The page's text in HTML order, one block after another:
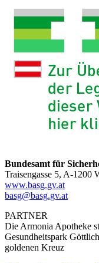
Bundesamt für
Traisengasse 5, A-1200
www.basg.gv.at
basg@basg.gv.at
PARTNER
Die Armonia Apotheke
Gesundheitspark
goldenen Kreuz